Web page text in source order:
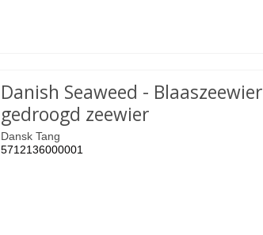
Danish Seaweed - Blaaszeewier
gedroogd zeewier
Dansk Tang
5712136000001